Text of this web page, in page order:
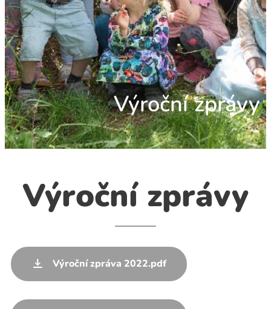
Výroční zprávy
Výroční zprávy
Výroční zpráva 2022.pdf